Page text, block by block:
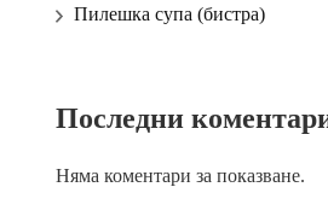
Пилешка супа (бистра)
Последни
Няма коментари за показване.